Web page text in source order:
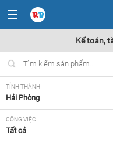
Kế toán,
TỈNH THÀNH
Hải Phòng
CÔNG VIỆC
Tất cả